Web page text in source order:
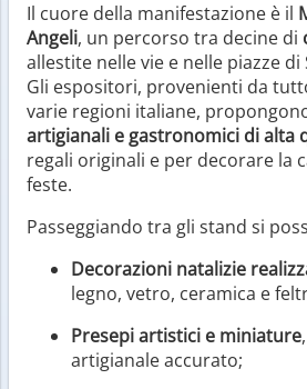
Il cuore della manifestazione è il
Angeli, un percorso tra decine di
allestite nelle vie e nelle piazze di
Gli espositori, provenienti da
varie regioni italiane,
artigianali e gastronomici di alta
regali originali e per decorare la
feste.
Passeggiando tra gli stand si
Decorazioni natalizie
legno, vetro, ceramica e
Presepi artistici e miniature
artigianale accurato;